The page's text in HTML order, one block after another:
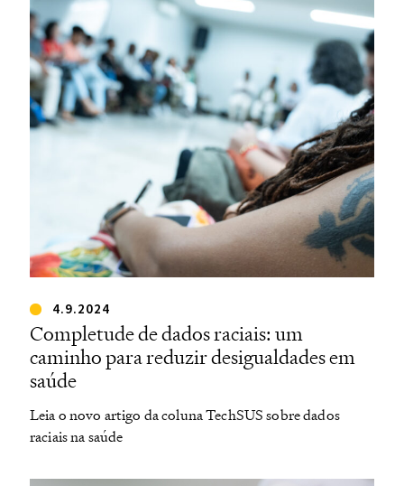
4.9.2024
Completude de dados raciais: um
caminho para reduzir desigualdades em
saúde
Leia o novo artigo da coluna TechSUS sobre dados
raciais na saúde